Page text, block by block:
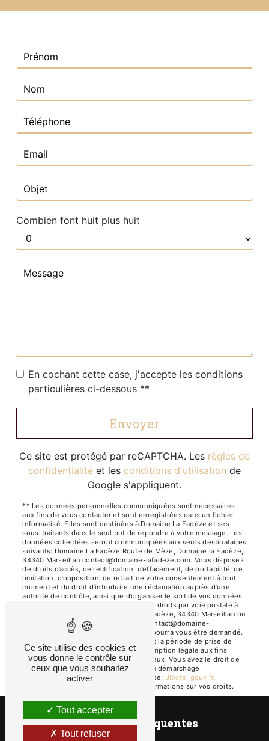
Combien font huit plus huit
En cochant cette case, j'accepte les conditions
particulières ci-dessous **
Envoyer
Ce site est protégé par reCAPTCHA. Les règles de
confidentialité et les conditions d'utilisation de
Google s'appliquent.
** Les données personnelles communiquées sont nécessaires
aux fins de vous contacter et sont enregistrées dans un fichier
informatisé. Elles sont destinées à Domaine La Fadèze et ses
sous-traitants dans le seul but de répondre à votre message. Les
données collectées seront communiquées aux seuls destinataires
suivants: Domaine La Fadèze Route de Mèze, Domaine la Fadèze,
34340 Marseillan contact@domaine-lafadeze.com. Vous disposez
de droits d’accès, de rectification, d’effacement, de portabilité, de
limitation, d’opposition, de retrait de votre consentement à tout
moment et du droit d’introduire une réclamation auprès d’une
autorité de contrôle, ainsi que d’organiser le sort de vos données
post-mortem. Vous pouvez exercer ces droits par voie postale à
l'adresse Route de Mèze, Domaine la Fadèze, 34340 Marseillan ou
par courrier électronique à l'adresse contact@domaine-
lafadeze.com. Un justificatif d'identité pourra vous être demandé.
Nous conservons vos données pendant la période de prise de
contact puis pendant la durée de prescription légale aux fins
probatoires et de gestion des contentieux. Vous avez le droit de
vous inscrire sur la liste d'opposition au démarchage
téléphonique, disponible à cette adresse:
Bloctel.gouv.fr.
Consultez le site cnil.fr pour plus d’informations sur vos droits.
Recherches fréquentes
Ce site utilise des cookies et
vous donne le contrôle sur
ceux que vous souhaitez
activer
Tout accepter
Tout refuser